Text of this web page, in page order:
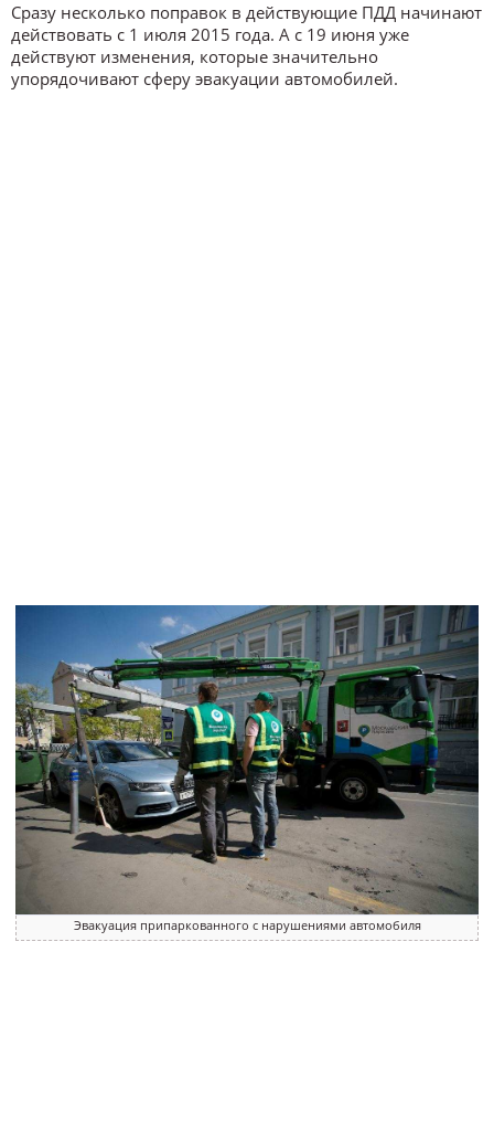
Сразу несколько поправок в действующие ПДД начинают
действовать с 1 июля 2015 года. А с 19 июня уже
действуют изменения, которые значительно
упорядочивают сферу эвакуации автомобилей.
Эвакуация припаркованного с нарушениями автомобиля